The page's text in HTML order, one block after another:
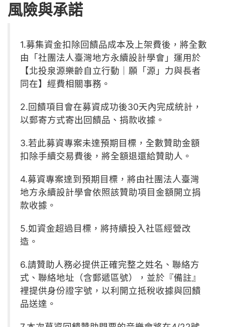
風險與承諾
1.募集資金扣除回饋品成本及上架費後，將全數
由「社團法人臺灣地方永續設計學會」運用於
【北投泉源樂齡自立行動｜願「源」力與長者
同在】經費相關事務。
2.回饋項目會在募資成功後30天內完成統計，
以郵寄方式寄出回饋品、捐款收據。
3.若此募資專案未達預期目標，全數贊助金額
扣除手續交易費後，將全額退還給贊助人。
4.募資專案達到預期目標，將由社團法人臺灣
地方永續設計學會依照該贊助項目金額開立捐
款收據。
5.如資金超過目標，將持續投入社區經營改
造。
6.請贊助人務必提供正確完整之姓名、聯絡方
式、聯絡地址（含郵遞區號），並於『備註』
裡提供身份證字號，以利開立抵稅收據與回饋
品送達。